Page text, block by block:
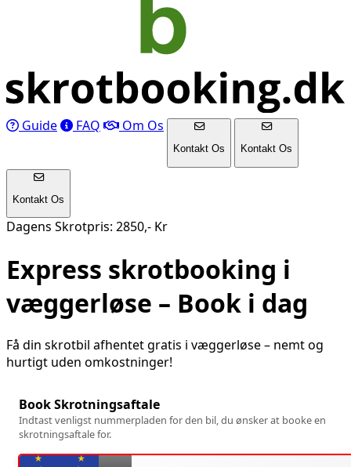
Guide FAQ Om Os
Kontakt Os Kontakt Os
Kontakt Os
Dagens Skrotpris: 2850,- Kr
Express skrotbooking i
væggerløse – Book i dag
Få din skrotbil afhentet gratis i væggerløse– nemt og
hurtigt uden omkostninger!
Book Skrotningsaftale
Indtast venligst nummerpladen for den bil, du ønsker at booke en
skrotningsaftale for.